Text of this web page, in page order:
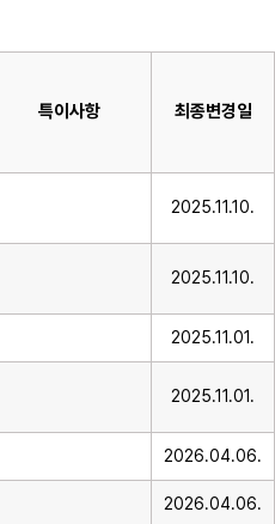
특이사항
최종변경일
2025.11.10.
2025.11.10.
2025.11.01.
2025.11.01.
2026.04.06.
2026.04.06.